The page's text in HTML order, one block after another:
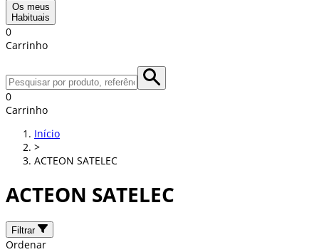
Os meus
Habituais
0
Carrinho
0
Carrinho
Início
>
ACTEON SATELEC
ACTEON SATELEC
Filtrar
Ordenar